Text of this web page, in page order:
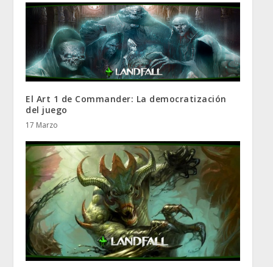
El Art 1 de Commander: La democratización
del juego
17 Marzo